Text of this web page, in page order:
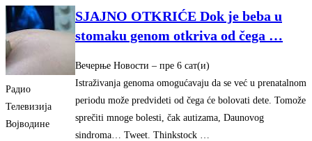
Радио
Телевизија
Војводине
SJAJNO OTKRIĆE Dok je beba u
stomaku genom otkriva od čega …
Вечерње Новости – ‎пре 6 сат(и)‎
Istraživanja genoma omogućavaju da se već u prenatalnom
periodu može predvideti od čega će bolovati dete. Tomože
sprečiti mnoge bolesti, čak autizama, Daunovog
sindroma… Tweet. Thinkstock …